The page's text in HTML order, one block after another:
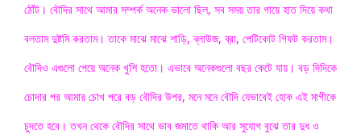
ঠোঁট। বৌদির সাথে আমার সম্পর্ক অনেক ভালো ছিল, সব সময় তার গায়ে হাত দিয়ে কথা
বলতাম দুষ্টমি করতাম। তাকে মাঝে মাঝে শাড়ি, ব্লাউজ, ব্রা, পেটিকোট গিফট করতাম।
বৌদিও এগুলো পেয়ে অনেক খুশি হতো। এভাবে অনেকগুলো বছর কেটে যায়। বড় দিদিকে
চোদার পর আমার চোখ পরে বড় বৌদির উপর, মনে মনে বৌদি যেভাবেই হোক এই মাগীকে
চুদতে হবে। তখন থেকে বৌদির সাথে ভাব জমাতে থাকি আর সুযোগ বুঝে তার দুধ ও